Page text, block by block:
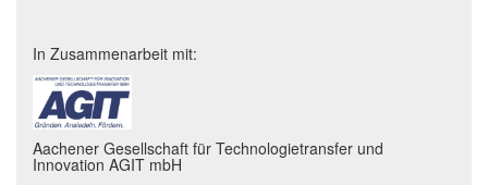
In Zusammenarbeit mit:
Aachener Gesellschaft für Technologietransfer und
Innovation AGIT mbH